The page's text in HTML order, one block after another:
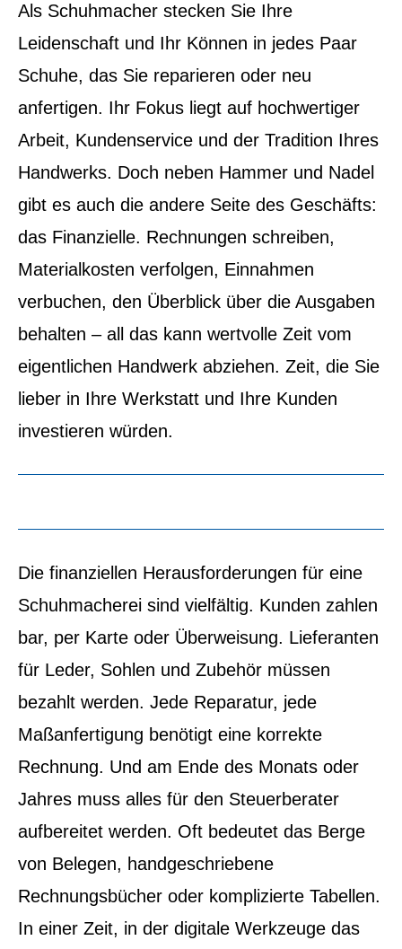
Als Schuhmacher stecken Sie Ihre
Leidenschaft und Ihr Können in jedes Paar
Schuhe, das Sie reparieren oder neu
anfertigen. Ihr Fokus liegt auf hochwertiger
Arbeit, Kundenservice und der Tradition Ihres
Handwerks. Doch neben Hammer und Nadel
gibt es auch die andere Seite des Geschäfts:
das Finanzielle. Rechnungen schreiben,
Materialkosten verfolgen, Einnahmen
verbuchen, den Überblick über die Ausgaben
behalten – all das kann wertvolle Zeit vom
eigentlichen Handwerk abziehen. Zeit, die Sie
lieber in Ihre Werkstatt und Ihre Kunden
investieren würden.
Die finanziellen Herausforderungen für eine
Schuhmacherei sind vielfältig. Kunden zahlen
bar, per Karte oder Überweisung. Lieferanten
für Leder, Sohlen und Zubehör müssen
bezahlt werden. Jede Reparatur, jede
Maßanfertigung benötigt eine korrekte
Rechnung. Und am Ende des Monats oder
Jahres muss alles für den Steuerberater
aufbereitet werden. Oft bedeutet das Berge
von Belegen, handgeschriebene
Rechnungsbücher oder komplizierte Tabellen.
In einer Zeit, in der digitale Werkzeuge das